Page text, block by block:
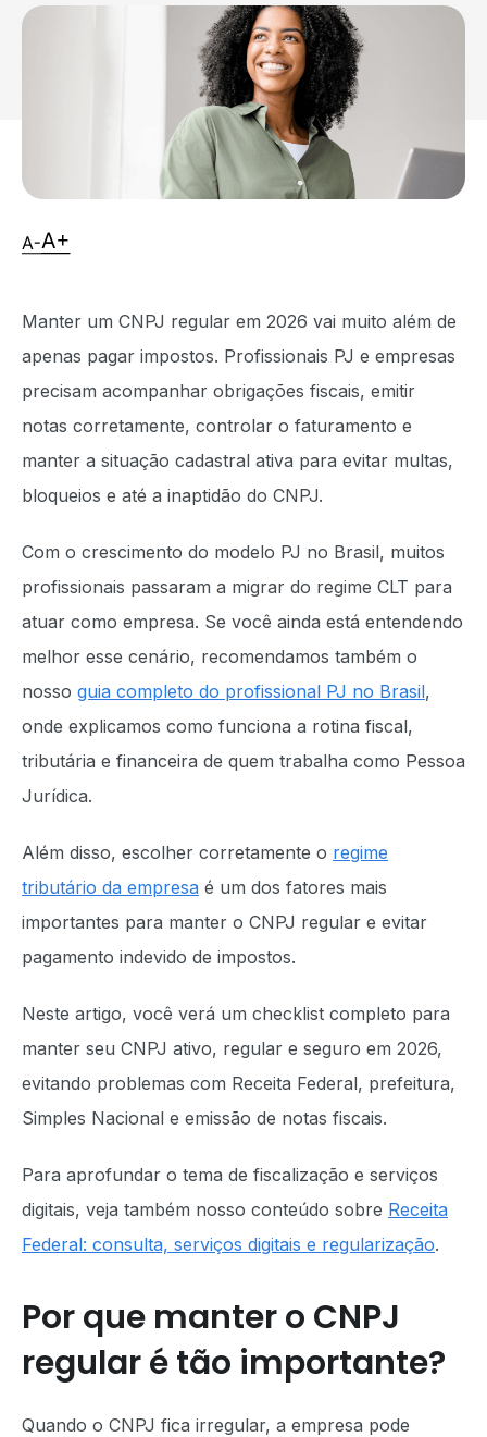
Manter um CNPJ regular em 2026 vai muito além de
apenas pagar impostos. Profissionais PJ e empresas
precisam acompanhar obrigações fiscais, emitir
notas corretamente, controlar o faturamento e
manter a situação cadastral ativa para evitar multas,
bloqueios e até a inaptidão do CNPJ.
Com o crescimento do modelo PJ no Brasil, muitos
profissionais passaram a migrar do regime CLT para
atuar como empresa. Se você ainda está entendendo
melhor esse cenário, recomendamos também o
nosso guia completo do profissional PJ no Brasil,
onde explicamos como funciona a rotina fiscal,
tributária e financeira de quem trabalha como Pessoa
Jurídica.
Além disso, escolher corretamente o regime
tributário da empresa é um dos fatores mais
importantes para manter o CNPJ regular e evitar
pagamento indevido de impostos.
Neste artigo, você verá um checklist completo para
manter seu CNPJ ativo, regular e seguro em 2026,
evitando problemas com Receita Federal, prefeitura,
Simples Nacional e emissão de notas fiscais.
Para aprofundar o tema de fiscalização e serviços
digitais, veja também nosso conteúdo sobre Receita
Federal: consulta, serviços digitais e regularização.
Por que manter o CNPJ
regular é tão importante?
Quando o CNPJ fica irregular, a empresa pode